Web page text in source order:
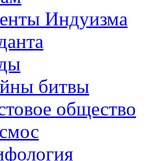
Индуизма
битвы
общество